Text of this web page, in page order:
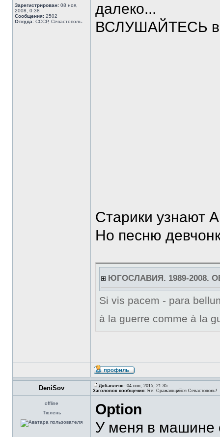
Зарегистрирован: 08 ноя,
2008, 0:38
Сообщения: 2502
Откуда: СССР, Севастополь.
далеко...
ВСЛУШАЙТЕСЬ в
Старики узнают
Но песню
ЮГОСЛАВИЯ. 1989-2008.
Si vis pacem - para
à la guerre comme à la
DeniSov Добавлено: 04 ноя, 2015, 21:35
Заголовок сообщения: Re: Сражающийся Севастополь!
offline
Тюлень
Option
У меня в машине